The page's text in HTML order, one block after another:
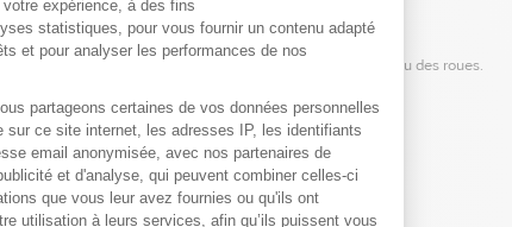
Pour plus de sécurité, la chaise est équipée de au niveau des roues.
.